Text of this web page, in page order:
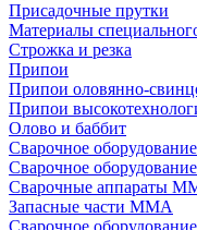
Присадочные прутки
Материалы
Строжка и резка
Припои
Припои оловянно-
Припои
Олово и баббит
Сварочное оборудование
Сварочное
Сварочные аппараты
Запасные части MMA
Сварочное